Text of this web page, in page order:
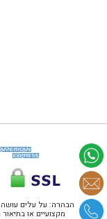
הבהרה: על עלים
מקצועיים או